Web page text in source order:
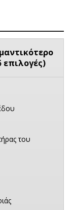
επιλογές)
του